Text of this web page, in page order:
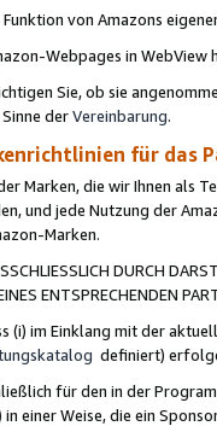
von Amazons
Webpages in WebView
Sie, ob sie
Sinne derVereinbarung.
für das
Marken, die wir Ihnen als
und jede Nutzung der
Marken.
DURCH
ENTSPRECHENDEN
(i) im Einklang mit der
definiert)
für den in der
einer Weise, die ein